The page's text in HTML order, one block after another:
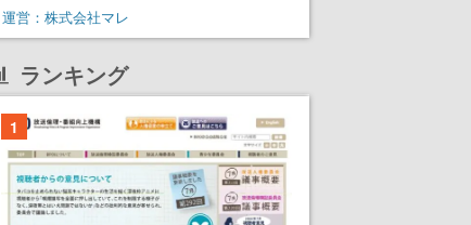
運営：株式会社マレ
ランキング
1